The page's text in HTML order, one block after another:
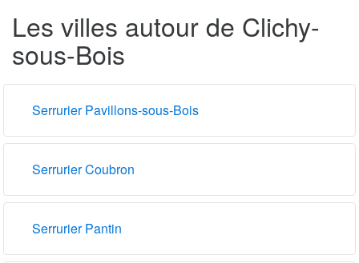
Les villes autour de Clichy-
sous-Bois
Serrurier Pavillons-sous-Bois
Serrurier Coubron
Serrurier Pantin